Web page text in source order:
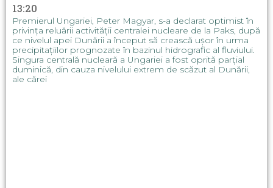
13:20
Premierul Ungariei, Peter Magyar, s-a declarat optimist în
privința reluării activității centralei nucleare de la Paks, după
ce nivelul apei Dunării a început să crească ușor în urma
precipitațiilor prognozate în bazinul hidrografic al fluviului.
Singura centrală nucleară a Ungariei a fost oprită parțial
duminică, din cauza nivelului extrem de scăzut al Dunării,
ale cărei